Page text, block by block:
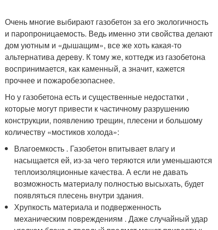
Очень многие выбирают газобетон за его экологичность
и паропроницаемость. Ведь именно эти свойства делают
дом уютным и «дышащим», все же хоть какая-то
альтернатива дереву. К тому же, коттедж из газобетона
воспринимается, как каменный, а значит, кажется
прочнее и пожаробезопаснее.
Но у газобетона есть и существенные недостатки ,
которые могут привести к частичному разрушению
конструкции, появлению трещин, плесени и большому
количеству «мостиков холода»:
Влагоемкость . Газобетон впитывает влагу и
насыщается ей, из-за чего теряются или уменьшаются
теплоизоляционные качества. А если не давать
возможность материалу полностью высыхать, будет
появляться плесень внутри здания.
Хрупкость материала и подверженность
механическим повреждениям . Даже случайный удар